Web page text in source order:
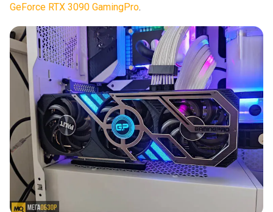
GeForce RTX 3090 GamingPro.